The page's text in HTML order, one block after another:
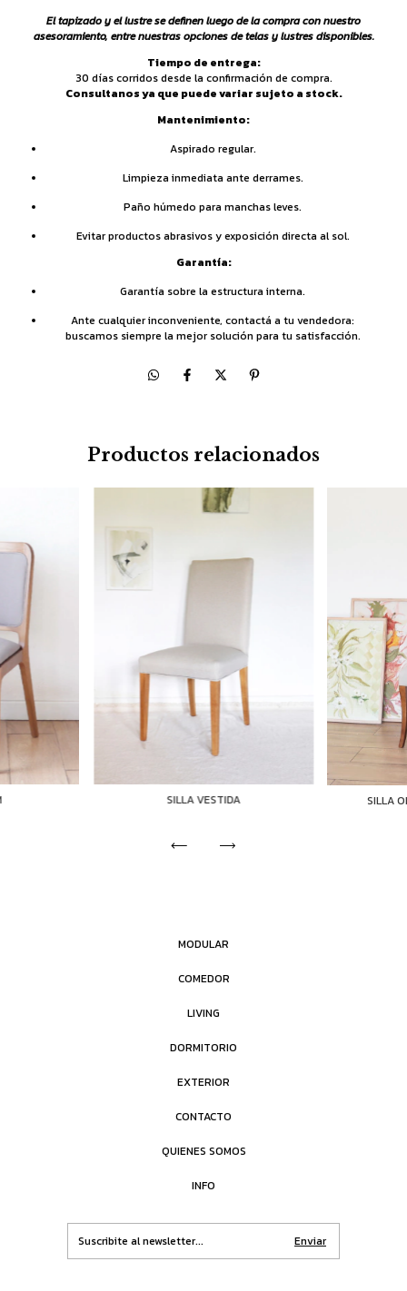
El tapizado y el lustre se definen luego de la compra con nuestro
asesoramiento, entre nuestras opciones de telas y lustres disponibles.
Tiempo de entrega:
30 días corridos desde la confirmación de compra.
Consultanos ya que puede variar sujeto a stock.
Mantenimiento:
Aspirado regular.
Limpieza inmediata ante derrames.
Paño húmedo para manchas leves.
Evitar productos abrasivos y exposición directa al sol.
Garantía:
Garantía sobre la estructura interna.
Ante cualquier inconveniente, contactá a tu vendedora:
buscamos siempre la mejor solución para tu satisfacción.
Productos relacionados
SILLA VESTIDA SILLA
MODULAR
COMEDOR
LIVING
DORMITORIO
EXTERIOR
CONTACTO
QUIENES SOMOS
INFO